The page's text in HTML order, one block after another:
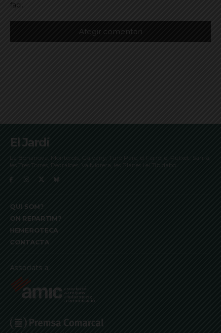
faci.
El Jardí
La Bonanova, Monterols, Galvany, Turó Parc, el Farró, el Putxet, Sarrià,
les Tres Torres, Pedralbes, Vallvidrera, les Planes i el Tibidabo
QUI SOM?
ON REPARTIM?
HEMEROTECA
CONTACTA
Associats a: